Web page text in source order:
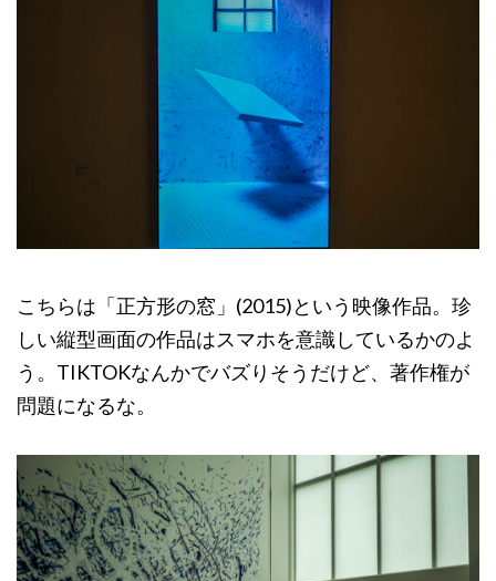
こちらは「正方形の窓」(2015)という映像作品。珍
しい縦型画面の作品はスマホを意識しているかのよ
う。TIKTOKなんかでバズりそうだけど、著作権が
問題になるな。